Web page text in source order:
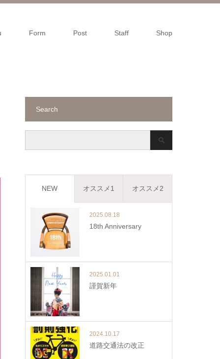
Form Post Staff Shop
Search
NEW オススメ1 オススメ2
2025.08.18
18th Anniversary
2025.01.01
謹賀新年
2024.10.17
道路交通法の改正